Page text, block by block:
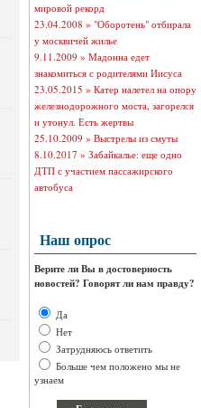
мировой рекорд
23.04.2008 » "Оборотень" отбирала
у москвичей жилье
9.11.2009 » Мадонна едет
знакомиться с родителями Иисуса
23.05.2015 » Катер налетел на опору
железнодорожного моста, загорелся
и утонул. Есть жертвы
25.10.2009 » Выстрелы из смуты
8.10.2017 » Забайкалье: еще одно
ДТП с участием пассажирского
автобуса
Наш опрос
Верите ли Вы в достоверность
новостей? Говорят ли нам правду?
Да
Нет
Затрудняюсь ответить
Больше чем положено мы не
узнаем